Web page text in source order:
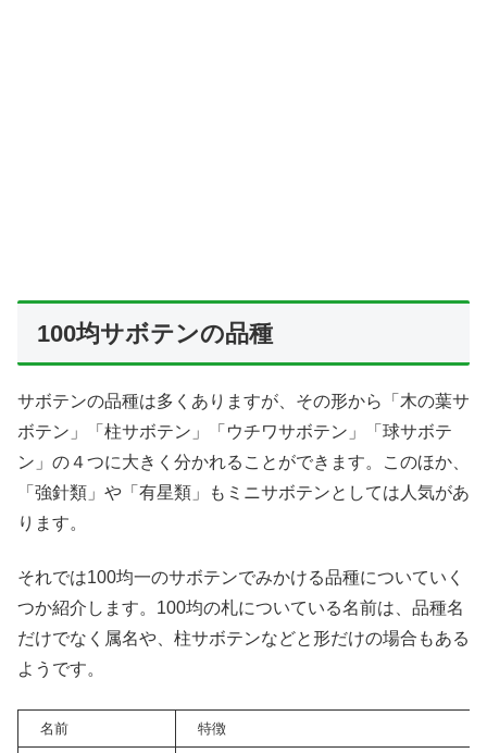
100均サボテンの品種
サボテンの品種は多くありますが、その形から「木の葉サ
ボテン」「柱サボテン」「ウチワサボテン」「球サボテ
ン」の４つに大きく分かれることができます。このほか、
「強針類」や「有星類」もミニサボテンとしては人気があ
ります。
それでは100均一のサボテンでみかける品種についていく
つか紹介します。100均の札についている名前は、品種名
だけでなく属名や、柱サボテンなどと形だけの場合もある
ようです。
名前 特徴